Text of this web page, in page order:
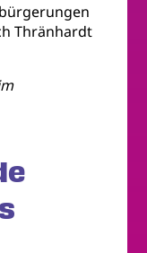
Thränhardt